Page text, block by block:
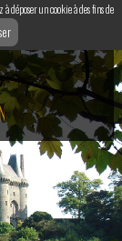
déposer un cookie à des fins de